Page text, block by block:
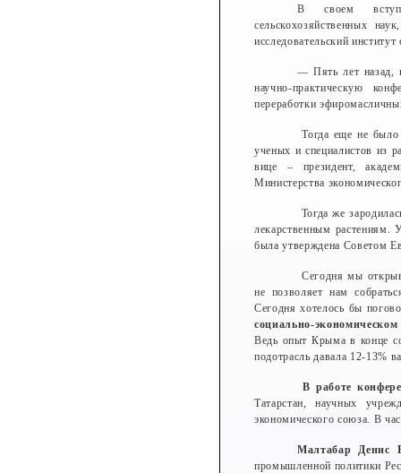
В своем
сельскохозяйственных
исследовательский
— Пять лет назад,
научно-практическую
переработки
Тогда еще не
ученых и специалистов из
вице – президент,
Министерства
Тогда же
лекарственным
была утверждена Советом
Сегодня мы
не позволяет нам
Сегодня хотелось бы
социально-
Ведь опыт Крыма в конце
подотрасль давала 12-13%
В работе
Татарстан, научных
экономического союза. В
Малтабар Денис
промышленной политики